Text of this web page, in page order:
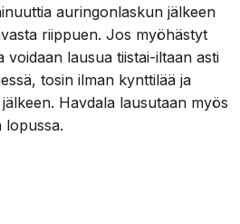
auringonlaskun jälkeen
riippuen. Jos myöhästyt
voidaan lausua tiistai-iltaan asti
tosin ilman kynttilää ja
Havdala lausutaan myös
lopussa.